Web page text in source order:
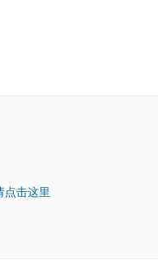
点击这里